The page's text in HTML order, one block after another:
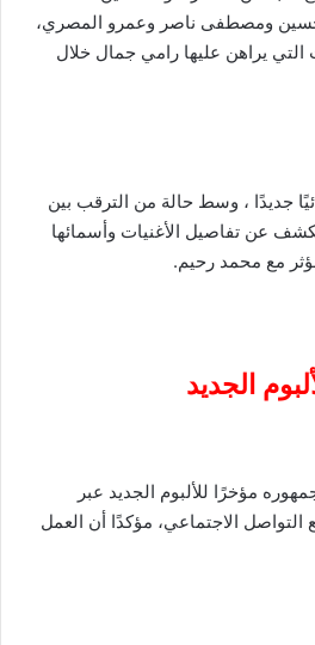
حسين ومصطفى ناصر وعمرو المصري،
يراهن عليها رامي جمال خلال
جديدًا ، وسط حالة من الترقب بين
عن تفاصيل الأغنيات وأسمائها
مؤثر مع محمد رحيم.
الجديد
مؤخرًا للألبوم الجديد عبر
الاجتماعي، مؤكدًا أن العمل